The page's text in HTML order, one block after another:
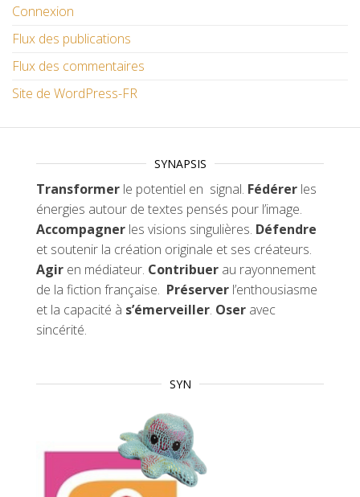
Connexion
Flux des publications
Flux des commentaires
Site de WordPress-FR
SYNAPSIS
Transformer le potentiel en signal. Fédérer les
énergies autour de textes pensés pour l’image.
Accompagner les visions singulières. Défendre
et soutenir la création originale et ses créateurs.
Agir en médiateur. Contribuer au rayonnement
de la fiction française. Préserver l’enthousiasme
et la capacité à s’émerveiller. Oser avec
sincérité.
SYN